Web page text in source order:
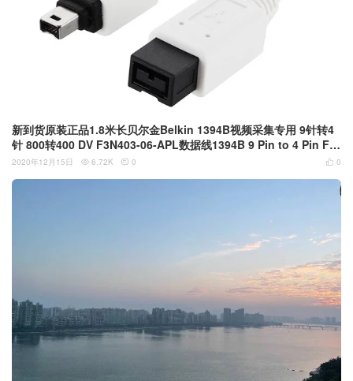
新到货原装正品1.8米长贝尔金Belkin 1394B视频采集专用 9针转4
针 800转400 DV F3N403-06-APL数据线1394B 9 Pin to 4 Pin Fir
ewire Cable
 0
2020年12月15日  6.72K  0